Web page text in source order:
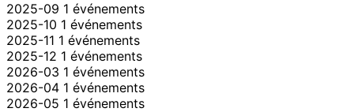
2025-09 1 événements
2025-10 1 événements
2025-11 1 événements
2025-12 1 événements
2026-03 1 événements
2026-04 1 événements
2026-05 1 événements